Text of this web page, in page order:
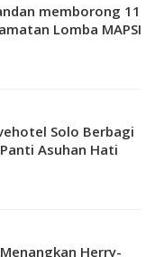
memborong 11
Lomba MAPSI
Solo Berbagi
Asuhan Hati
Menangkan Herry-